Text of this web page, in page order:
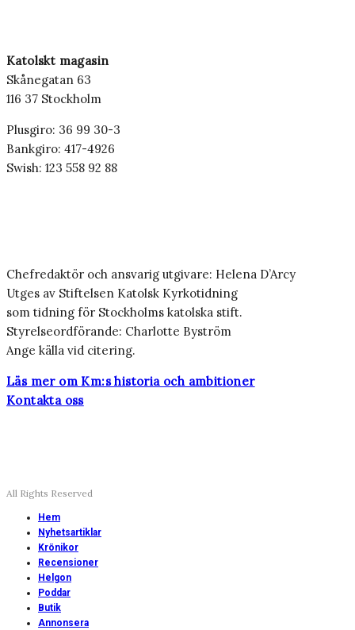
Katolskt magasin
Skånegatan 63
116 37 Stockholm
Plusgiro: 36 99 30-3
Bankgiro: 417-4926
Swish: 123 558 92 88
Chefredaktör och ansvarig utgivare: Helena D’Arcy
Utges av Stiftelsen Katolsk Kyrkotidning
som tidning för Stockholms katolska stift.
Styrelseordförande: Charlotte Byström
Ange källa vid citering.
Läs mer om Km:s historia och ambitioner
Kontakta oss
All Rights Reserved
Hem
Nyhetsartiklar
Krönikor
Recensioner
Helgon
Poddar
Butik
Annonsera